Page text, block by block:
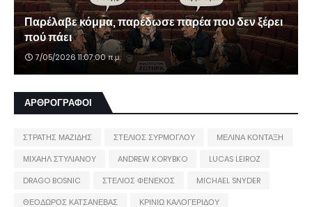
Παρέλαβε κόμμα, παρέδωσε παρέα που δεν ξέρει
πού πάει
7/05/2026 11:07:00 π.μ.
ΑΡΘΡΟΓΡΑΦΟΙ
ΣΤΡΑΤΗΣ ΜΑΖΙΔΗΣ ΣΤΕΛΙΟΣ ΣΥΡΜΟΓΛΟΥ
ΜΕΛΙΝΑ ΚΟΝΤΑΞΗ
ΜΙΧΑΗΛ ΣΤΥΛΙΑΝΟΥ
ANDREW KORYBKO
LUCAS LEIROZ
DRAGO BOSNIC
ΣΤΕΛΙΟΣ ΦΕΝΕΚΟΣ
MICHAEL SNYDER
ΘΕΟΔΩΡΟΣ ΚΑΤΣΑΝΕΒΑΣ
ΚΡΙΝΙΩ ΚΑΛΟΓΕΡΙΔΟΥ